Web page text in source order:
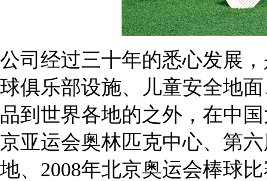
公司经过三十年的悉心发展
球俱乐部设施、儿童安全地
品到世界各地的之外，在中
京亚运会奥林匹克中心、第
地、2008年北京奥运会棒球